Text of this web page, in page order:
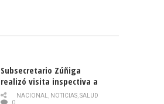
Subsecretario Zúñiga
realizó visita inspectiva a
Hospital Modular Sótero del
NACIONAL, NOTICIAS,SALUD
0